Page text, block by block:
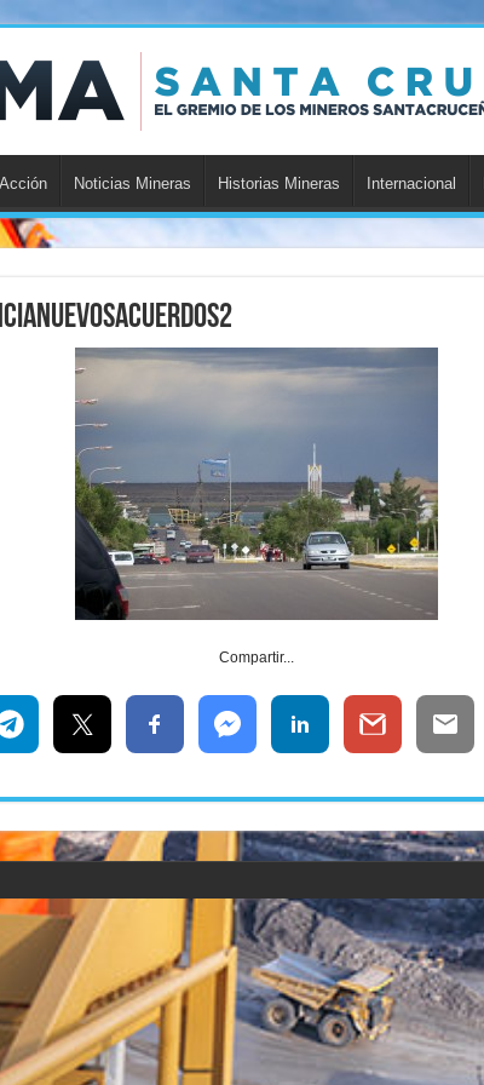
Noticias Mineras Historias Mineras Internacional
Compartir...